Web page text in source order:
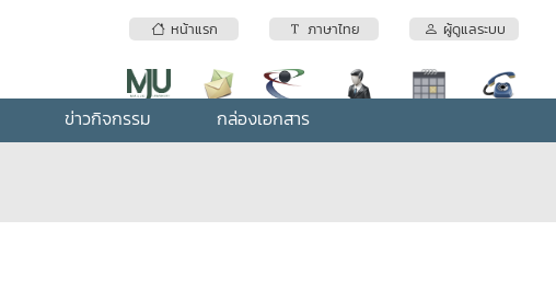
หน้าแรก ภาษาไทย ผู้ดูแลระบบ
ข่าวกิจกรรม กล่องเอกสาร